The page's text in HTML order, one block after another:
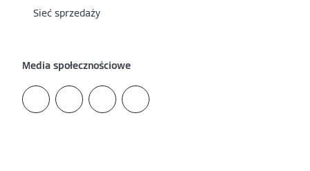
Sieć sprzedaży
Media społecznościowe